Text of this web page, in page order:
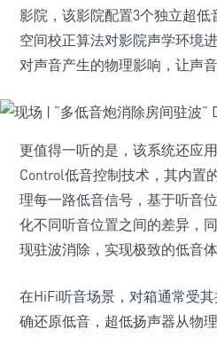
影院，该影院配置3个独立超
空间校正算法对影院声学环境
对声音产生的物理影响，让声
更值得一听的是，该系统还应
Control低音控制技术，其内置
理每一路低音信号，基于听音
化不同听音位置之间的差异，
现驻波消除，实现极致的低音体
在HiFi听音场景，对箱通常受
确还原低音，超低扬声器从物